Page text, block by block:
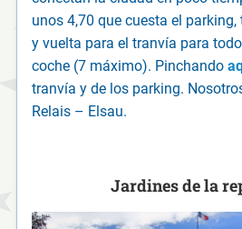
unos 4,70 que cuesta el
y vuelta para el tranvía para
coche (7 máximo). Pinchando
tranvía y de los parking.
Relais – Elsau.
Jardines de la